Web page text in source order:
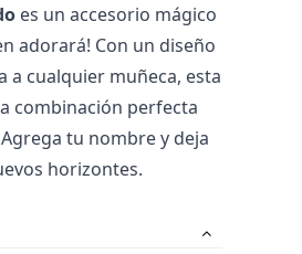
es un accesorio mágico
a cualquier muñeca, esta
combinación perfecta
tu nombre y deja
horizontes.